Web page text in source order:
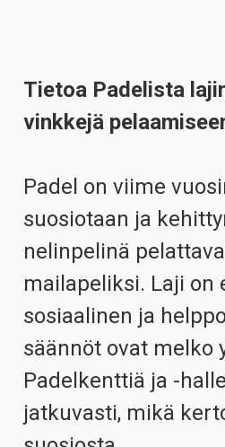
Tietoa Padelista
vinkkejä
Padel on viime
suosiotaan ja
nelinpelinä
mailapeliksi. Laji on
sosiaalinen ja
säännöt ovat melko
Padelkenttiä ja -
jatkuvasti, mikä